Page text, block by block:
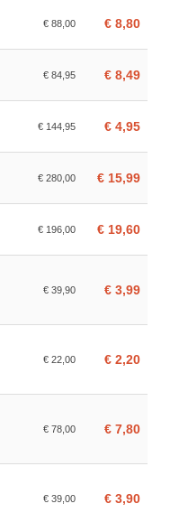
€ 88,00 € 8,80
€ 84,95 € 8,49
€ 144,95 € 4,95
€ 280,00 € 15,99
€ 196,00 € 19,60
€ 39,90 € 3,99
€ 22,00 € 2,20
€ 78,00 € 7,80
€ 39,00 € 3,90